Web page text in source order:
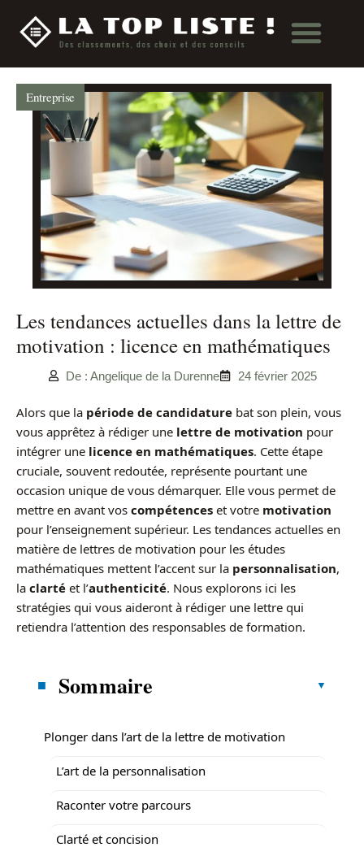
Entreprise
Les tendances actuelles dans la lettre de
motivation : licence en mathématiques
De : Angelique de la Durenne 24 février 2025
Alors que la période de candidature bat son plein, vous
vous apprêtez à rédiger une lettre de motivation pour
intégrer une licence en mathématiques. Cette étape
cruciale, souvent redoutée, représente pourtant une
occasion unique de vous démarquer. Elle vous permet de
mettre en avant vos compétences et votre motivation
pour l’enseignement supérieur. Les tendances actuelles en
matière de lettres de motivation pour les études
mathématiques mettent l’accent sur la personnalisation,
la clarté et l’authenticité. Nous explorons ici les
stratégies qui vous aideront à rédiger une lettre qui
retiendra l’attention des responsables de formation.
Sommaire
Plonger dans l’art de la lettre de motivation
L’art de la personnalisation
Raconter votre parcours
Clarté et concision